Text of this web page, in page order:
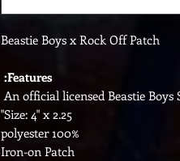
Beastie Boys x Rock Off Patch
Features:
An official licensed Beastie Boys
Size: 4" x 2.25"
100% polyester
Iron-on Patch